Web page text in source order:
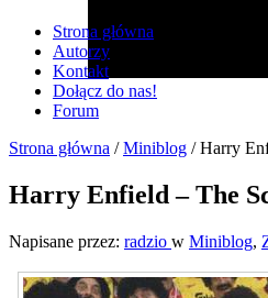
Strona główna
Autorzy
Kontakt
Dołącz do nas!
Forum
Strona główna /Miniblog /Harry
Harry Enfield – The
Napisane przez: radzio w Miniblog,